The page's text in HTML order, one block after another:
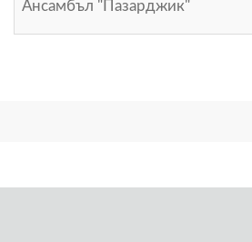
Ансамбъл "Пазарджик"